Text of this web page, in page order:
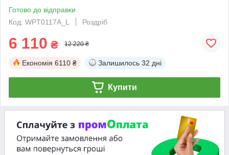
Готово до відправки
Код: WPT0117A_L
Роздріб
6 110 ₴ 12 220 ₴
Економія 6110 ₴ Залишилось 32 дні
Купити